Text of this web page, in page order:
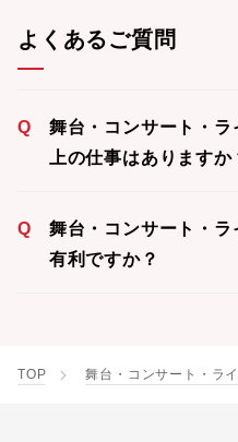
よくあるご質問
Q
舞台・コンサート・
上の仕事はありますか
Q
舞台・コンサート・
有利ですか？
TOP 舞台・コンサート・ラ